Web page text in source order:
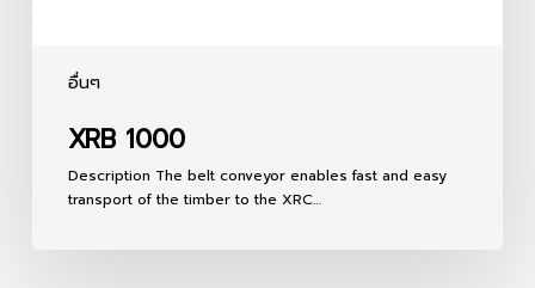
อื่นๆ
XRB 1000
Description The belt conveyor enables fast and easy
transport of the timber to the XRC…